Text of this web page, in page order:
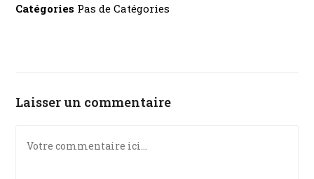
Catégories Pas de Catégories
Laisser un commentaire